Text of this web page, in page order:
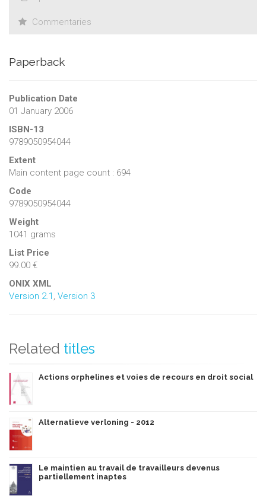
Commentaries
Paperback
Publication Date
01 January 2006
ISBN-13
9789050954044
Extent
Main content page count : 694
Code
9789050954044
Weight
1041 grams
List Price
99.00 €
ONIX XML
Version 2.1 Version 3
Related titles
Actions orphelines et voies de recours en droit social
Alternatieve verloning - 2012
Le maintien au travail de travailleurs devenus
partiellement inaptes